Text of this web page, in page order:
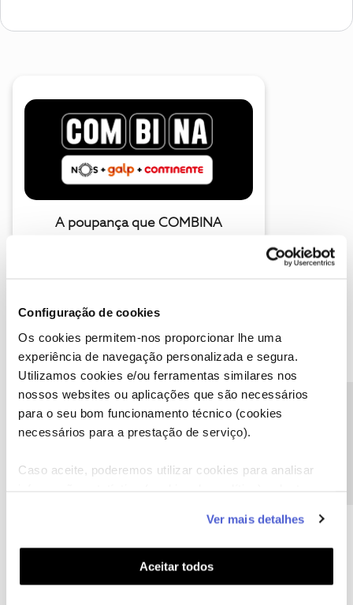
Configuração de cookies
Os cookies permitem-nos proporcionar lhe uma
experiência de navegação personalizada e segura.
Utilizamos cookies e/ou ferramentas similares nos
nossos websites ou aplicações que são necessários
para o seu bom funcionamento técnico (cookies
necessários para a prestação de serviço).
Caso aceite, poderemos utilizar cookies para analisar
funcionalidades (cookies de personalização e
funcionalidade) e adaptar anúncios aos seus interesses
(cookies de publicidade personalizada). Pode gerir a
utilização dos cookies clicando em "Configurar
Ver mais detalhes
Aceitar todos
A poupança que COMBINA
Descubra as novidades de junho
Hall of Fame de junho